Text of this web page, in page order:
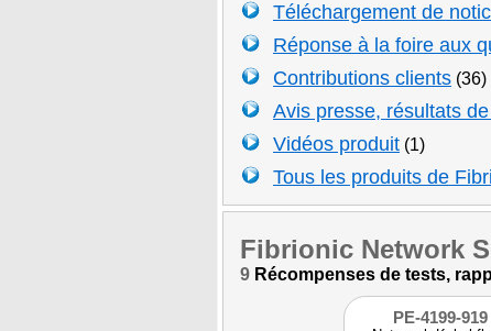
Téléchargement de
Réponse à la foire aux
Contributions clients (36)
Avis presse, résultats
Vidéos produit (1)
Tous les produits de
Fibrionic Network
9 Récompenses de tests,
PE-4199-919